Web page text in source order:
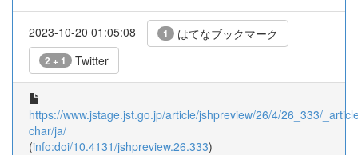
2023-10-20 01:05:08 1 はてなブックマーク
2 + 1 Twitter
https://www.jstage.jst.go.jp/article/jshpreview/26/4/26_333/
char/ja/
(info:doi/10.4131/jshpreview.26.333)